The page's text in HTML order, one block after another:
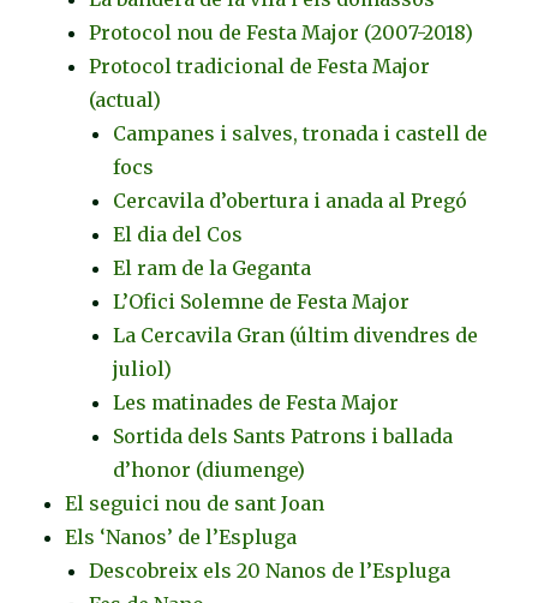
Protocol nou de Festa Major (2007-2018)
Protocol tradicional de Festa Major
(actual)
Campanes i salves, tronada i castell de
focs
Cercavila d’obertura i anada al Pregó
El dia del Cos
El ram de la Geganta
L’Ofici Solemne de Festa Major
La Cercavila Gran (últim divendres de
juliol)
Les matinades de Festa Major
Sortida dels Sants Patrons i ballada
d’honor (diumenge)
El seguici nou de sant Joan
Els ‘Nanos’ de l’Espluga
Descobreix els 20 Nanos de l’Espluga